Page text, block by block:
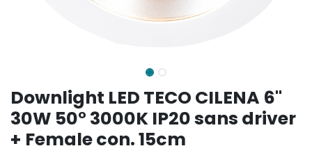
Downlight LED TECO CILENA 6''
30W 50° 3000K IP20 sans driver
+ Female con. 15cm